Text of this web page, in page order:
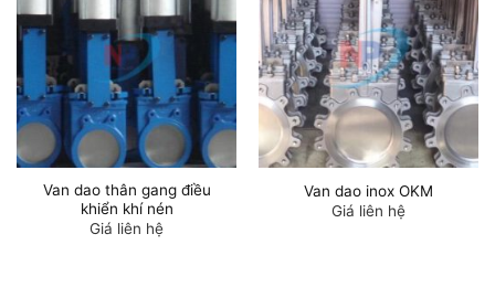
Van dao thân gang điều
khiển khí nén
Giá liên hệ
Van dao inox OKM
Giá liên hệ